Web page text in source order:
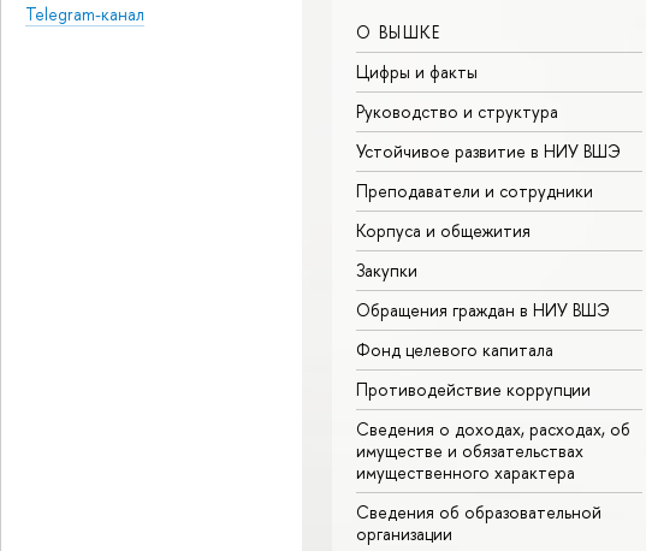
Telegram-канал
О ВЫШКЕ
Цифры и факты
Руководство и структура
Устойчивое развитие в НИУ ВШЭ
Преподаватели и сотрудники
Корпуса и общежития
Закупки
Обращения граждан в НИУ ВШЭ
Фонд целевого капитала
Противодействие коррупции
Сведения о доходах, расходах, об
имуществе и обязательствах
имущественного характера
Сведения об образовательной
организации